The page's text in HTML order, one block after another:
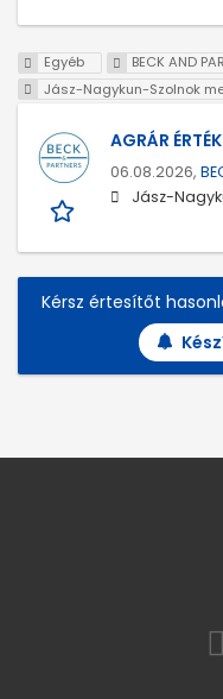
Egyéb
BECK AND
Jász-Nagykun-Szolnok
AGRÁR
06.08.2026,
Jász-
Kérsz értesítőt